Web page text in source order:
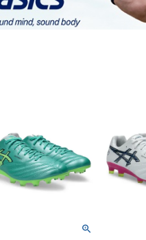
PSG｜パリサンジェルマン
リーベルプレート
日本代表
ドイツ代表